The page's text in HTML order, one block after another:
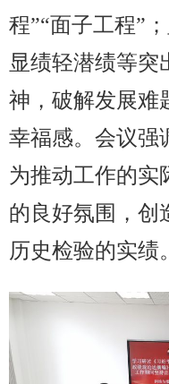
程”“面子工程”
显绩轻潜绩等突
神，破解发展难
幸福感。会议强
为推动工作的实
的良好氛围，创
历史检验的实绩。